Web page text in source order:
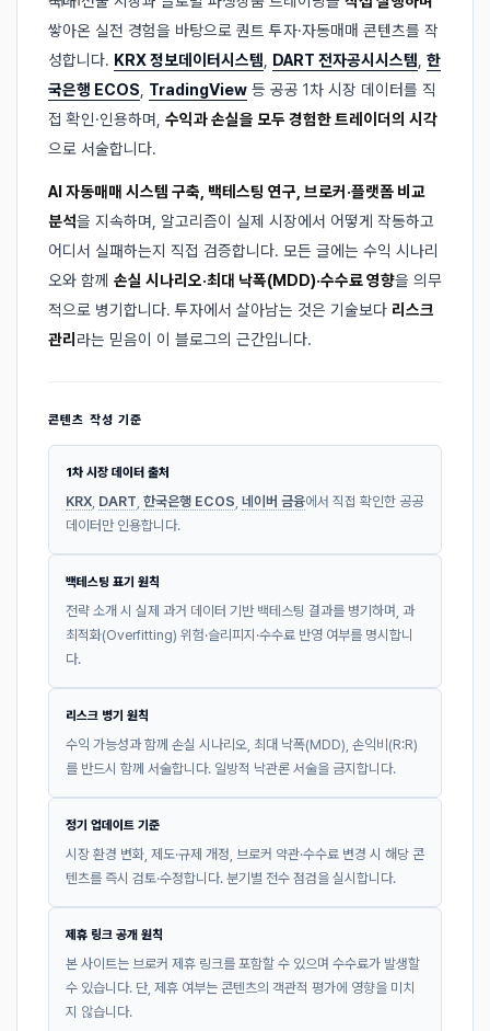
쌓아온 실전 경험을 바탕으로 퀀트 투자·자동매매 콘텐츠를 작
성합니다. KRX 정보데이터시스템, DART 전자공시시스템, 한
국은행 ECOS, TradingView 등 공공 1차 시장 데이터를 직
접 확인·인용하며, 수익과 손실을 모두 경험한 트레이더의 시각
으로 서술합니다.
AI 자동매매 시스템 구축, 백테스팅 연구, 브로커·플랫폼 비교
분석을 지속하며, 알고리즘이 실제 시장에서 어떻게 작동하고
어디서 실패하는지 직접 검증합니다. 모든 글에는 수익 시나리
오와 함께 손실 시나리오·최대 낙폭(MDD)·수수료 영향을 의무
적으로 병기합니다. 투자에서 살아남는 것은 기술보다 리스크
관리 라는 믿음이 이 블로그의 근간입니다.
콘텐츠 작성 기준
1차 시장 데이터 출처
KRX DART 한국은행 ECOS 네이버 금융에서 직접 확인한 공공
데이터만 인용합니다.
백테스팅 표기 원칙
전략 소개 시 실제 과거 데이터 기반 백테스팅 결과를 병기하며, 과
최적화(Overfitting) 위험·슬리피지·수수료 반영 여부를 명시합니
다.
리스크 병기 원칙
수익 가능성과 함께 손실 시나리오, 최대 낙폭(MDD), 손익비(R:R)
를 반드시 함께 서술합니다. 일방적 낙관론 서술을 금지합니다.
정기 업데이트 기준
시장 환경 변화, 제도·규제 개정, 브로커 약관·수수료 변경 시 해당 콘
텐츠를 즉시 검토·수정합니다. 분기별 전수 점검을 실시합니다.
제휴 링크 공개 원칙
본 사이트는 브로커 제휴 링크를 포함할 수 있으며 수수료가 발생할
수 있습니다. 단, 제휴 여부는 콘텐츠의 객관적 평가에 영향을 미치
지 않습니다.